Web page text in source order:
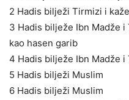
2 Hadis bilježi Tirmizi i
3 Hadis bilježe Ibn Madže
kao hasen garib
4 Hadis bilježe Ibn Madže
5 Hadis bilježi Muslim
6 Hadis bilježi Muslim